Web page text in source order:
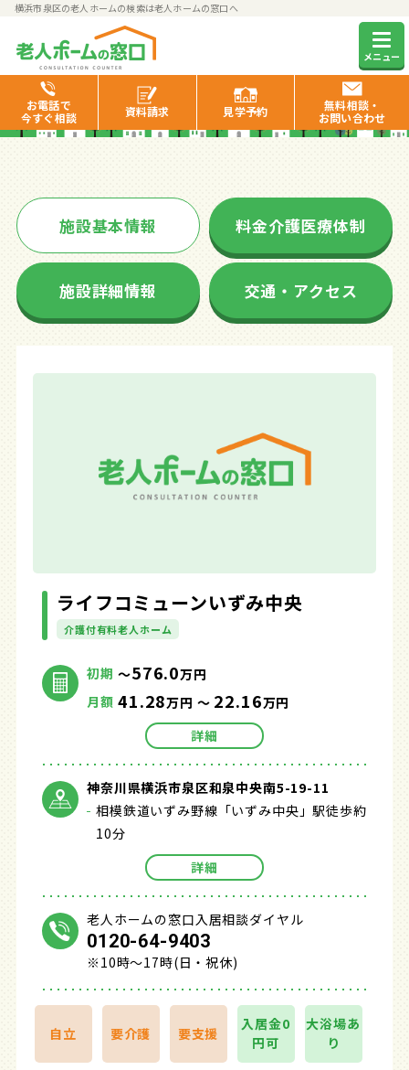
横浜市泉区の老人ホームの検索は老人ホームの窓口へ
メニュー
お電話で
今すぐ相談
資料請求 見学予約
無料相談・
お問い合わせ
ライフコミューンいずみ中央
施設基本情報 料金介護医療体制
施設詳細情報 交通・アクセス
ライフコミューンいずみ中央
介護付有料老人ホーム
初期 ～576.0万円
月額 41.28万円 ～ 22.16万円
詳細
神奈川県横浜市泉区和泉中央南5-19-11
相模鉄道いずみ野線「いずみ中央」駅徒歩約
10分
詳細
老人ホームの窓口入居相談ダイヤル
0120-64-9403
※10時～17時(日・祝休)
自立 要介護 要支援
入居金0
円可
大浴場あ
り